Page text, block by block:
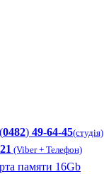
(0482) 49-64-45(студія)
(Viber + Телефон)
памяти 16Gb